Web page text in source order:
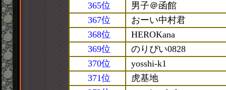
365位
男子＠函館
367位
おーい中村君
368位
HEROKana
369位
のりぴい0828
370位
yosshi-k1
371位
虎基地